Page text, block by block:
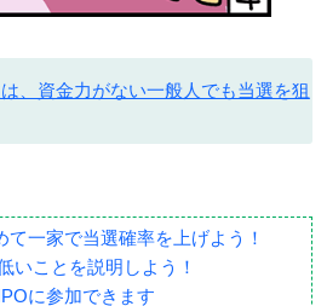
、資金力がない一般人でも当選を狙
一家で当選確率を上げよう！
いことを説明しよう！
に参加できます